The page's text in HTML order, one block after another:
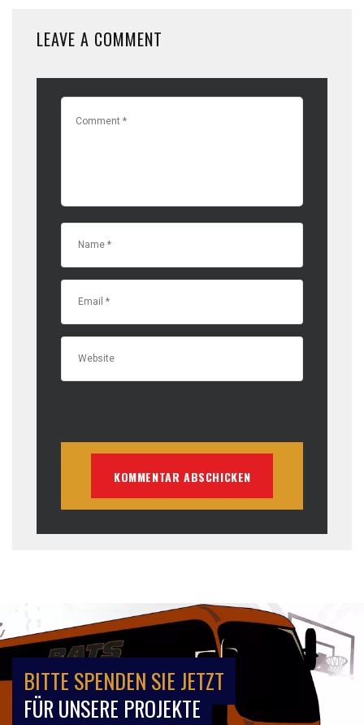
LEAVE A COMMENT
BITTE SPENDEN SIE JETZT
FÜR UNSERE PROJEKTE